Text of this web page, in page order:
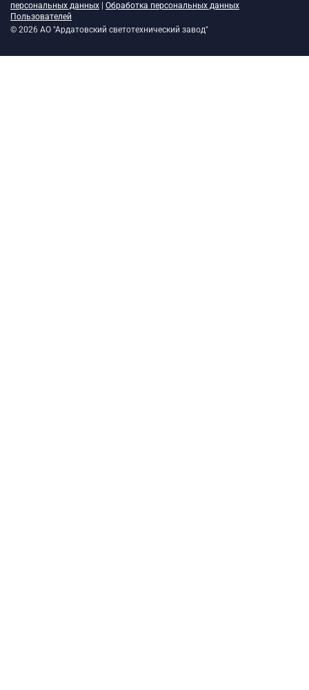
персональных данных
Обработка персональных данных
Пользователей
© 2026 АО "Ардатовский светотехнический завод"